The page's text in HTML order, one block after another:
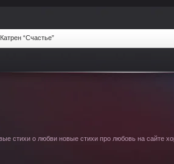
“Счастье”
стихи о любви новые стихи про любовь на сайте